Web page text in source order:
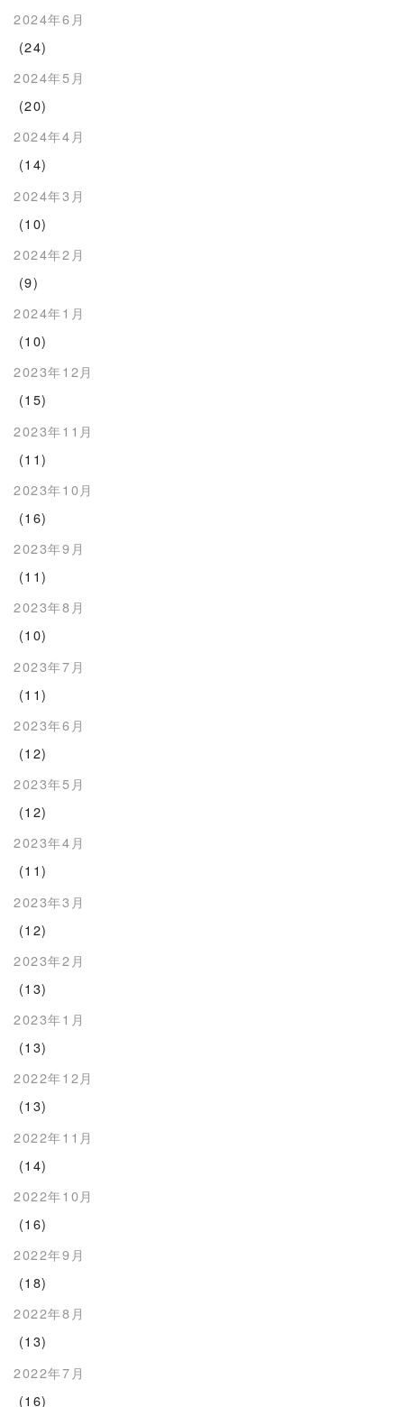
2024年6月
(24)
2024年5月
(20)
2024年4月
(14)
2024年3月
(10)
2024年2月
(9)
2024年1月
(10)
2023年12月
(15)
2023年11月
(11)
2023年10月
(16)
2023年9月
(11)
2023年8月
(10)
2023年7月
(11)
2023年6月
(12)
2023年5月
(12)
2023年4月
(11)
2023年3月
(12)
2023年2月
(13)
2023年1月
(13)
2022年12月
(13)
2022年11月
(14)
2022年10月
(16)
2022年9月
(18)
2022年8月
(13)
2022年7月
(16)